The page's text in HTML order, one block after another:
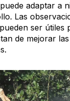
adaptar a
Las
ser útiles
de mejorar